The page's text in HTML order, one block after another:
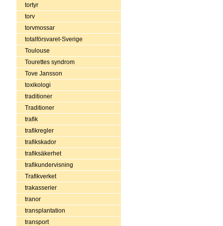
tortyr
torv
torvmossar
totalförsvaret-Sverige
Toulouse
Tourettes syndrom
Tove Jansson
toxikologi
traditioner
Traditioner
trafik
trafikregler
trafikskador
trafiksäkerhet
trafikundervisning
Trafikverket
trakasserier
tranor
transplantation
transport